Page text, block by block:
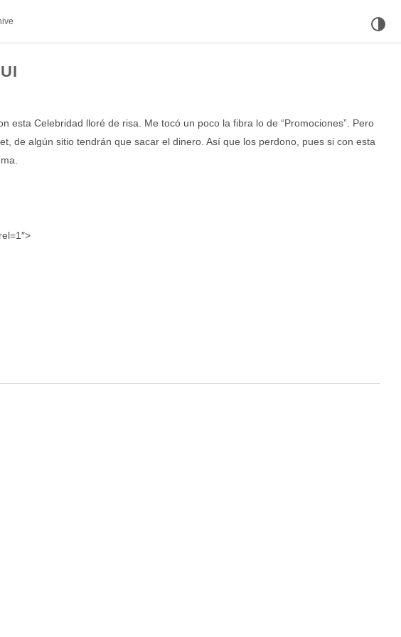
esta Celebridad lloré de risa. Me tocó un poco la fibra lo de “Promociones”. Pero
de algún sitio tendrán que sacar el dinero. Así que los perdono, pues si con esta